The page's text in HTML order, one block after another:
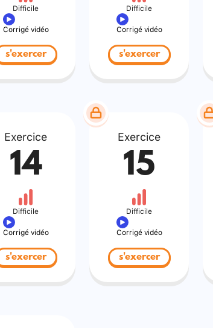
Difficile
Corrigé vidéo
s'exercer
Difficile
Corrigé vidéo
s'exercer
Exercice
14
Difficile
Corrigé vidéo
s'exercer
Exercice
15
Difficile
Corrigé vidéo
s'exercer